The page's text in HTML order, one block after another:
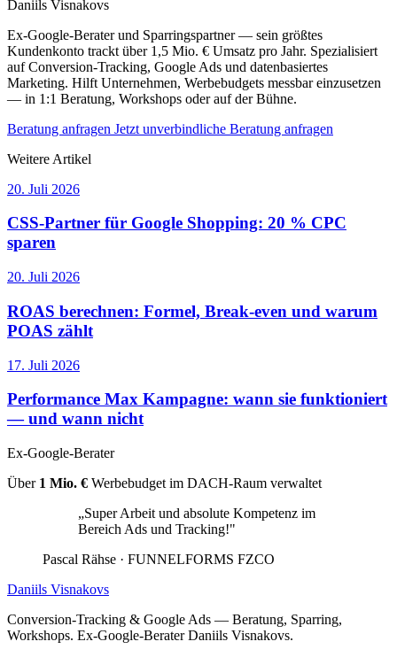
Daniils Visnakovs
Ex-Google-Berater und Sparringspartner — sein größtes
Kundenkonto trackt über 1,5 Mio. € Umsatz pro Jahr. Spezialisiert
auf Conversion-Tracking, Google Ads und datenbasiertes
Marketing. Hilft Unternehmen, Werbebudgets messbar einzusetzen
— in 1:1 Beratung, Workshops oder auf der Bühne.
Beratung anfragen Jetzt unverbindliche Beratung anfragen
Weitere Artikel
20. Juli 2026
CSS-Partner für Google Shopping: 20 % CPC
sparen
20. Juli 2026
ROAS berechnen: Formel, Break-even und warum
POAS zählt
17. Juli 2026
Performance Max Kampagne: wann sie funktioniert
— und wann nicht
Ex-Google-Berater
Über 1 Mio. € Werbebudget im DACH-Raum verwaltet
„Super Arbeit und absolute Kompetenz im
Bereich Ads und Tracking!"
Pascal Rähse · FUNNELFORMS FZCO
Daniils Visnakovs
Conversion-Tracking & Google Ads — Beratung, Sparring,
Workshops. Ex-Google-Berater Daniils Visnakovs.